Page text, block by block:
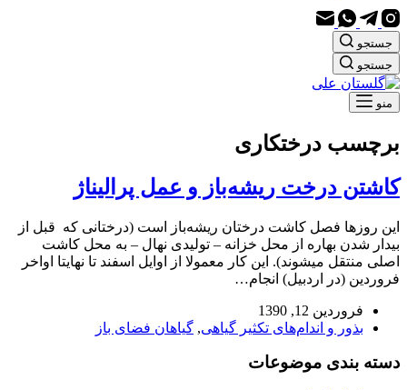
جستجو
جستجو
منو
برچسب درختکاری
کاشتن درخت ریشه‌باز و عمل پرالیناژ
این روزها فصل کاشت درختان ریشه‌باز است (درختانی که قبل از
بیدار شدن بهاره از محل خزانه – تولیدی نهال – به محل کاشت
اصلی منتقل میشوند). این کار معمولا از اوایل اسفند تا نهایتا اواخر
فروردین (در اردبیل) انجام…
فروردین 12, 1390
بذور و اندام‌های تکثیر گیاهی, گیاهان فضای باز
دسته بندی موضوعات